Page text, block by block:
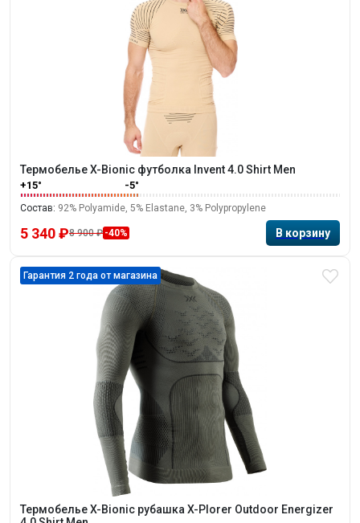
Термобелье X-Bionic футболка Invent 4.0 Shirt Men
+15° -5°
Состав: 92% Polyamide, 5% Elastane, 3% Polypropylene
5 340 ₽8 900 ₽ -40%
Гарантия 2 года от магазина
Термобелье X-Bionic рубашка X-Plorer Outdoor Energizer